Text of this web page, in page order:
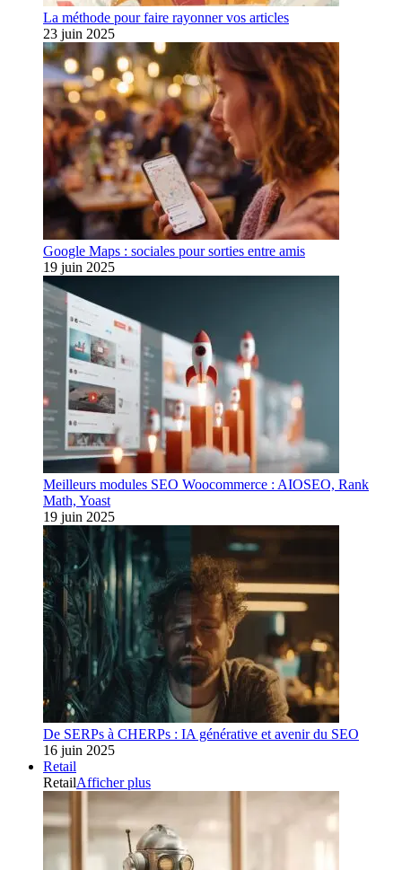
La méthode pour faire rayonner vos articles
23 juin 2025
Google Maps : sociales pour sorties entre amis
19 juin 2025
Meilleurs modules SEO Woocommerce : AIOSEO, Rank
Math, Yoast
19 juin 2025
De SERPs à CHERPs : IA générative et avenir du SEO
16 juin 2025
Retail
RetailAfficher plus